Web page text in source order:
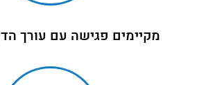
מקיימים פגישה עם עורך